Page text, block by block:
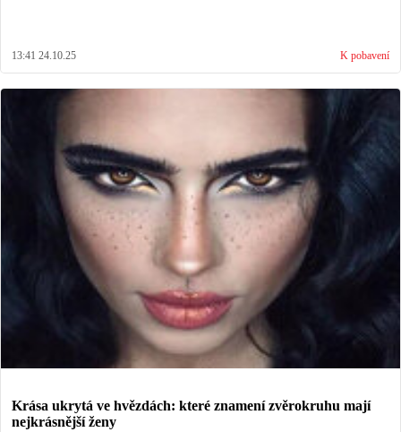
13:41 24.10.25 K pobavení
Krása ukrytá ve hvězdách: které znamení zvěrokruhu mají
nejkrásnější ženy